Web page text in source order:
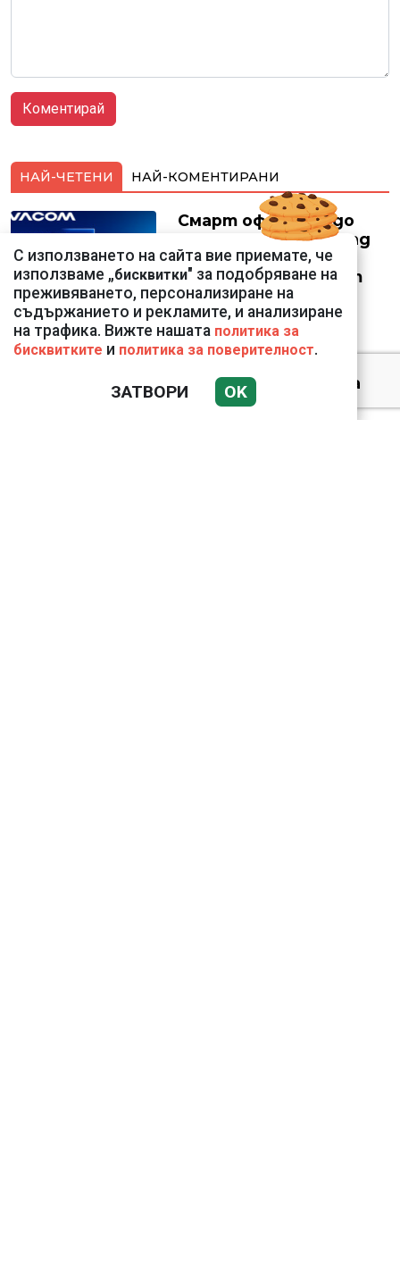
НАЙ-ЧЕТЕНИ НАЙ-КОМЕНТИРАНИ
Смарт оферти с до
90% отстъпка за над
150 устройства от
Vivacom през август
Датската принцеса
Изабела влезе в
С използването на сайта вие приемате, че
използваме „бисквитки" за подобряване на
преживяването, персонализиране на
съдържанието и рекламите, и анализиране
на трафика. Вижте нашата политика за
бисквитките и политика за поверителност.
ЗАТВОРИ OK